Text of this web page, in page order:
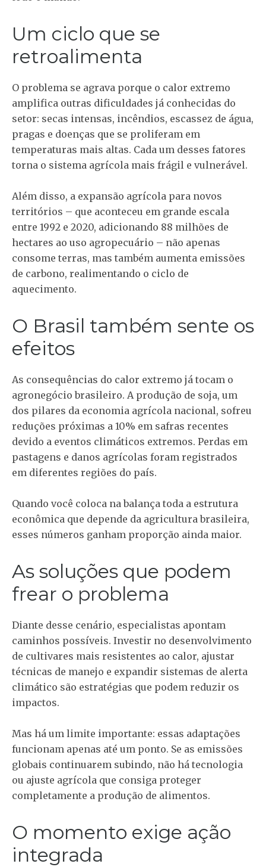
Um ciclo que se
retroalimenta
O problema se agrava porque o calor extremo
amplifica outras dificuldades já conhecidas do
setor: secas intensas, incêndios, escassez de água,
pragas e doenças que se proliferam em
temperaturas mais altas. Cada um desses fatores
torna o sistema agrícola mais frágil e vulnerável.
Além disso, a expansão agrícola para novos
territórios – que aconteceu em grande escala
entre 1992 e 2020, adicionando 88 milhões de
hectares ao uso agropecuário – não apenas
consome terras, mas também aumenta emissões
de carbono, realimentando o ciclo de
aquecimento.
O Brasil também sente os
efeitos
As consequências do calor extremo já tocam o
agronegócio brasileiro. A produção de soja, um
dos pilares da economia agrícola nacional, sofreu
reduções próximas a 10% em safras recentes
devido a eventos climáticos extremos. Perdas em
pastagens e danos agrícolas foram registrados
em diferentes regiões do país.
Quando você coloca na balança toda a estrutura
econômica que depende da agricultura brasileira,
esses números ganham proporção ainda maior.
As soluções que podem
frear o problema
Diante desse cenário, especialistas apontam
caminhos possíveis. Investir no desenvolvimento
de cultivares mais resistentes ao calor, ajustar
técnicas de manejo e expandir sistemas de alerta
climático são estratégias que podem reduzir os
impactos.
Mas há um limite importante: essas adaptações
funcionam apenas até um ponto. Se as emissões
globais continuarem subindo, não há tecnologia
ou ajuste agrícola que consiga proteger
completamente a produção de alimentos.
O momento exige ação
integrada